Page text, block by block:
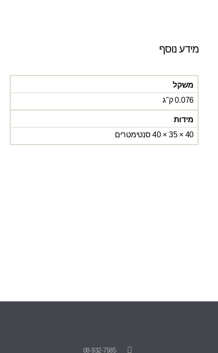
מידע נוסף
משקל
0.076 ק"ג
מידות
40 × 35 × 40 סנטימטרים
08-932-7585